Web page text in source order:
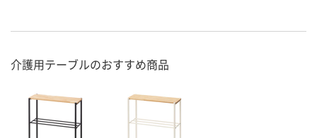
介護用テーブルのおすすめ商品